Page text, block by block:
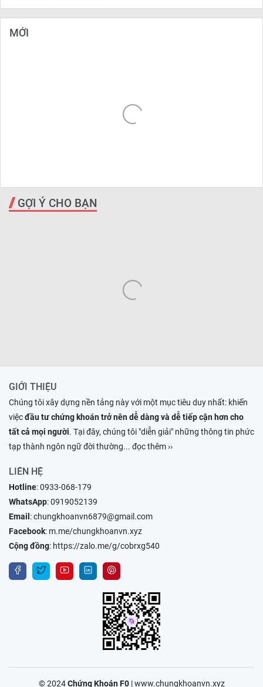
MỚI
GỢI Ý CHO BẠN
GIỚI THIỆU
Chúng tôi xây dựng nền tảng này với một mục tiêu duy nhất: khiến
việcđầu tư chứng khoán trở nên dễ dàng và dễ tiếp cận hơn cho
tất cả mọi người. Tại đây, chúng tôi "diễn giải" những thông tin phức
tạp thành ngôn ngữ đời thường... đọc thêm ››
LIÊN HỆ
Hotline:0933-068-179
WhatsApp:0919052139
Email :chungkhoanvn6879@gmail.com
Facebook: m.me/chungkhoanvn.xyz
Cộng đồng: https://zalo.me/g/cobrxg540
© 2024Chứng Khoán F0|www.chungkhoanvn.xyz